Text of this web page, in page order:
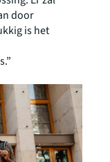
door
is het